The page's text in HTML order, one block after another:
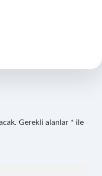
Gerekli alanlar * ile